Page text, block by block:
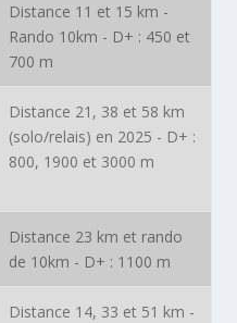
Distance 11 et 15 km -
Rando 10km - D+ : 450 et
700 m
Distance 21, 38 et 58 km
(solo/relais) en 2025 - D+ :
800, 1900 et 3000 m
Distance 23 km et rando
de 10km - D+ : 1100 m
Distance 14, 33 et 51 km -